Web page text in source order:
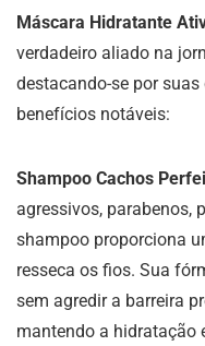
Máscara Hidratante
verdadeiro aliado na
destacando-se por
benefícios notáveis:
Shampoo Cachos
agressivos, parabenos,
shampoo proporciona
resseca os fios. Sua
sem agredir a barreira
mantendo a hidratação